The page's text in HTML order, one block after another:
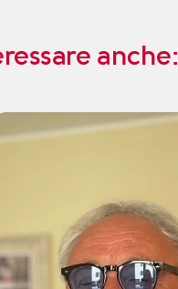
anche: